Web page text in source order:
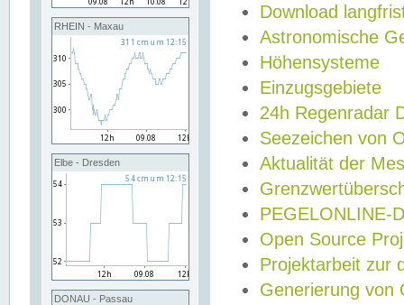
RHEIN - Maxau
Elbe - Dresden
DONAU - Passau
Download
Astronomische
Höhensysteme
Einzugsgebiete
24h Regenradar
Seezeichen von
Aktualität der
PEGELONLINE-
Open Source
Projektarbeit zur
Generierung von